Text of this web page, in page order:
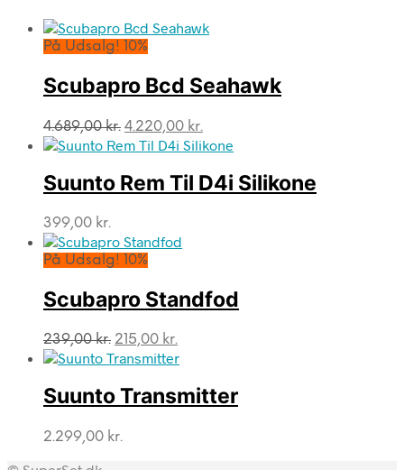
På Udsalg! 10%
Scubapro Bcd Seahawk
4.689,00kr. Den
oprindelige
var:
4.689,00 kr..
4.220,00 kr.
aktuelle
er:
4.220,00 kr..
Suunto Rem Til D4i Silikone
399,00 kr.
På Udsalg! 10%
Scubapro Standfod
239,00kr. Den
oprindelige
var:
239,00 kr..
215,00 kr.
aktuelle
er:
215,00 kr..
Suunto Transmitter
2.299,00 kr.